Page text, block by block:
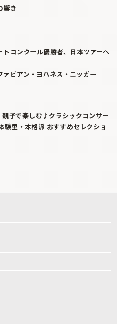
響き
トコンクール優勝者、日本ツアーへ
ァビアン・ヨハネス・エッガー
子で楽しむ♪クラシックコンサー
験型・本格派 おすすめセレクショ